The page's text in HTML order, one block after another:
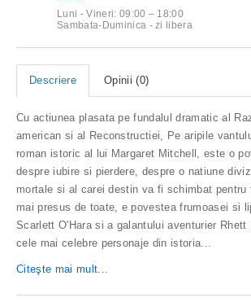
Luni - Vineri: 09:00 – 18:00
Sambata-Duminica - zi libera
Descriere Opinii (0)
Cu actiunea plasata pe fundalul dramatic al
american si al Reconstructiei, Pe aripile
roman istoric al lui Margaret Mitchell, este o
despre iubire si pierdere, despre o natiune
mortale si al carei destin va fi schimbat pentru
mai presus de toate, e povestea frumoasei si
Scarlett O'Hara si a galantului aventurier Rhett
cele mai celebre personaje din istoria...
Citeşte mai mult...